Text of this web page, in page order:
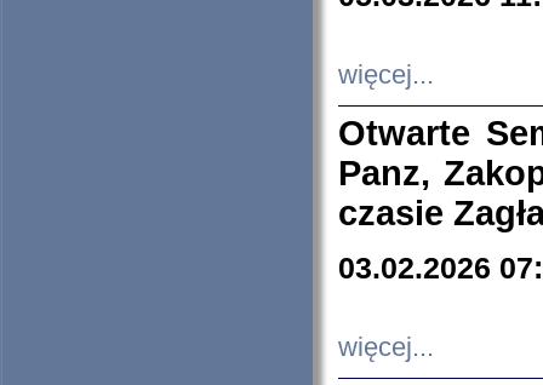
więcej...
Otwarte
Panz,
czasie
03.02.2026
więcej...